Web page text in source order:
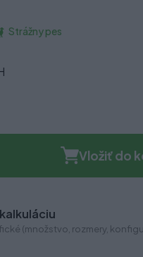
Strážny pes
Vložiť do
(množstvo, rozmery,